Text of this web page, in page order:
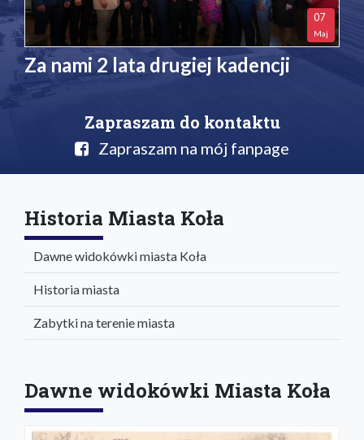
07
Maj
Za nami 2 lata drugiej kadencji
Zapraszam do kontaktu
Zapraszam na mój fanpage
Historia Miasta Koła
Dawne widokówki miasta Koła
Historia miasta
Zabytki na terenie miasta
Dawne widokówki Miasta Koła